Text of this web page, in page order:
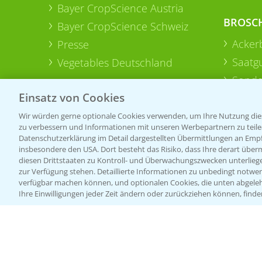
Bayer CropScience Austria
Bayer CropScience Schweiz
Presse
Vegetables Deutschland
Einsatz von Cookies
Wir würden gerne optionale Cookies verwenden, um Ihre Nutzung
zu verbessern und Informationen mit unseren Werbepartnern zu
Datenschutzerklärung im Detail dargestellten Übermittlungen an
insbesondere den USA. Dort besteht das Risiko, dass Ihre derart
diesen Drittstaaten zu Kontroll- und Überwachungszwecken
zur Verfügung stehen. Detaillierte Informationen zu unbedingt
verfügbar machen können, und optionalen Cookies, die unten
Ihre Einwilligungen jeder Zeit ändern oder zurückziehen können,